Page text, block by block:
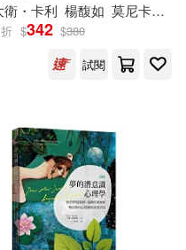
但唐謨
衛 ・卡利 楊馥如 莫尼卡・巴倫可（Monica Barengo）
$342 $380
試閱